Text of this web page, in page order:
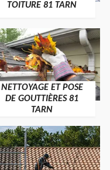
TOITURE 81 TARN
NETTOYAGE ET POSE
DE GOUTTIÈRES 81
TARN